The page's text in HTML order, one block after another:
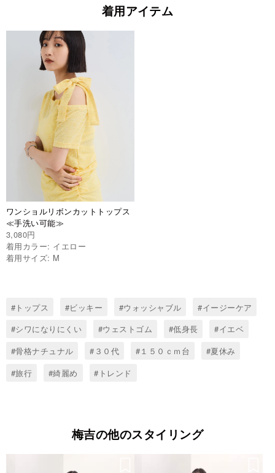
着用アイテム
ワンショルリボンカットトップス
≪手洗い可能≫
3,080円
着用カラー: イエロー
着用サイズ: M
#トップス #ビッキー #ウォッシャブル
#イージーケア
#シワになりにくい
#ウェストゴム #低身長
#イエベ
#骨格ナチュナル
#３０代 #１５０ｃｍ台
#夏休み
#旅行
#綺麗め #トレンド
梅吉の他のスタイリング